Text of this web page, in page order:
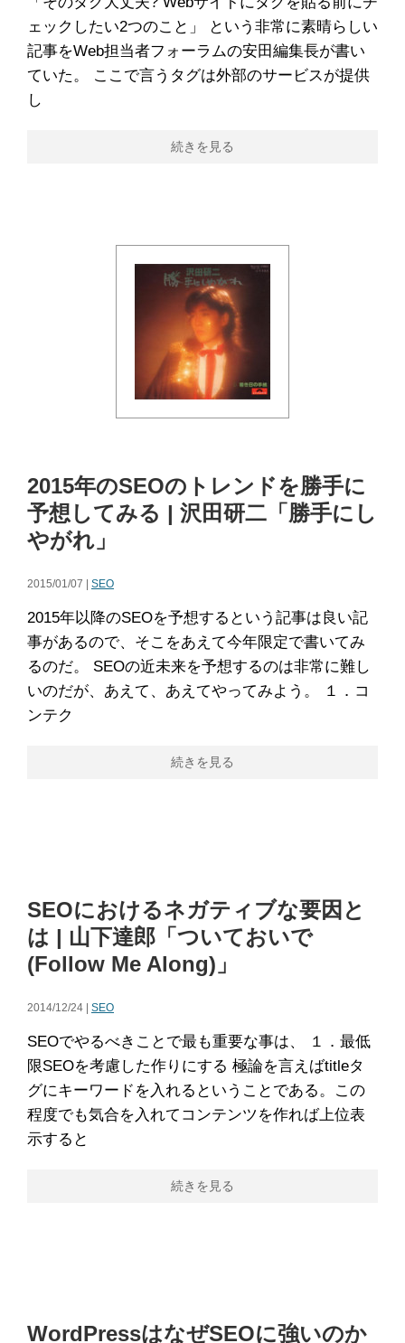
ェックしたい2つのこと」 という非常に素晴らしい
記事をWeb担当者フォーラムの安田編集長が書い
ていた。 ここで言うタグは外部のサービスが提供
し
続きを見る
2015年のSEOのトレンドを勝手に
予想してみる | 沢田研二「勝手にし
やがれ」
2015/01/07 | SEO
2015年以降のSEOを予想するという記事は良い記
事があるので、そこをあえて今年限定で書いてみ
るのだ。 SEOの近未来を予想するのは非常に難し
いのだが、あえて、あえてやってみよう。 １．コ
ンテク
続きを見る
SEOにおけるネガティブな要因と
は | 山下達郎「ついておいで
(Follow Me Along)」
2014/12/24 | SEO
SEOでやるべきことで最も重要な事は、 １．最低
限SEOを考慮した作りにする 極論を言えばtitleタ
グにキーワードを入れるということである。この
程度でも気合を入れてコンテンツを作れば上位表
示すると
続きを見る
WordPressはなぜSEOに強いのか